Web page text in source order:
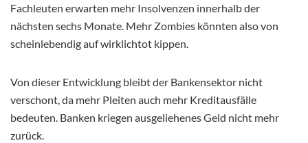
Fachleuten erwarten mehr Insolvenzen innerhalb der
nächsten sechs Monate. Mehr Zombies könnten also von
scheinlebendig auf wirklichtot kippen.
Von dieser Entwicklung bleibt der Bankensektor nicht
verschont, da mehr Pleiten auch mehr Kreditausfälle
bedeuten. Banken kriegen ausgeliehenes Geld nicht mehr
zurück.